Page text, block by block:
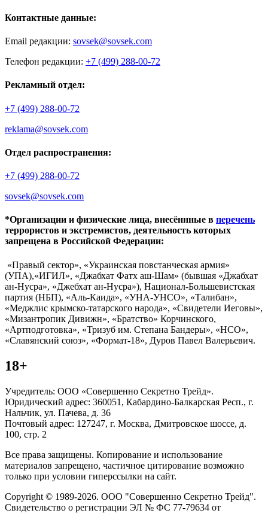
Контактные данные:
Email редакции: sovsek@sovsek.com
Телефон редакции: +7 (499) 288-00-72
Рекламный отдел:
+7 (499) 288-00-72
reklama@sovsek.com
Отдел распространения:
+7 (499) 288-00-72
sovsek@sovsek.com
*Организации и физические лица, внесённные в перечень
террористов и экстремистов, деятельность которых
запрещена в Российской Федерации:
«Правый сектор», «Украинская повстанческая армия»
(УПА),«ИГИЛ», «Джабхат Фатх аш-Шам» (бывшая «Джабхат
ан-Нусра», «Джебхат ан-Нусра»), Национал-Большевистская
партия (НБП), «Аль-Каида», «УНА-УНСО», «Талибан»,
«Меджлис крымско-татарского народа», «Свидетели Иеговы»,
«Мизантропик Дивижн», «Братство» Корчинского,
«Артподготовка», «Тризуб им. Степана Бандеры», «НСО»,
«Славянский союз», «Формат-18», Дуров Павел Валерьевич.
18+
Учредитель: ООО «Совершенно Секретно Трейд».
Юридический адрес: 360051, Кабардино-Балкарская Респ., г.
Нальчик, ул. Пачева, д. 36
Почтовый адрес: 127247, г. Москва, Дмитровское шоссе, д.
100, стр. 2
Все права защищены. Копирование и использование
материалов запрещено, частичное цитирование возможно
только при условии гиперссылки на сайт.
Copyright © 1989-2026. ООО "Совершенно Секретно Трейд".
Свидетельство о регистрации ЭЛ № ФС 77-79634 от